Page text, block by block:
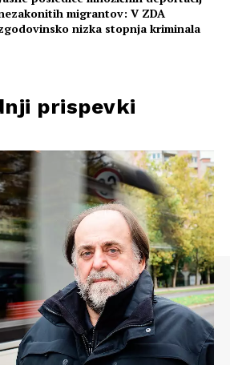
migrantov: V ZDA
nizka stopnja kriminala
prispevki